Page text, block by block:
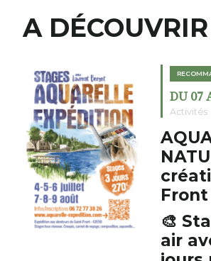
A DÉCOUVRIR
DU 07
Activités
Front
🎨
air